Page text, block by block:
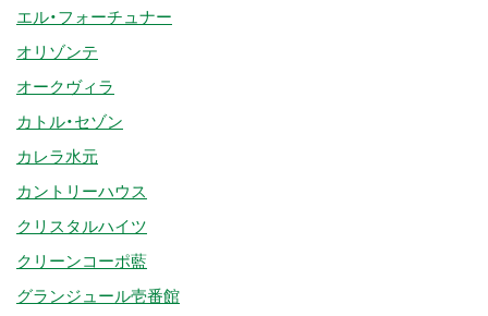
エル・フォーチュナー
オリゾンテ
オークヴィラ
カトル・セゾン
カレラ水元
カントリーハウス
クリスタルハイツ
クリーンコーポ藍
グランジュール壱番館